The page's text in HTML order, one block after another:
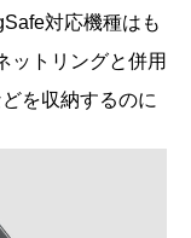
対応機種はも
ットリングと併用
を収納するのに